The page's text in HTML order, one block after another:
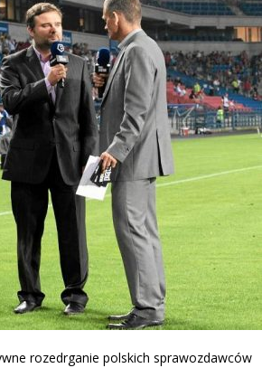
ulegać presji?
KONFERENCJE
rozedrganie polskich sprawozdawców